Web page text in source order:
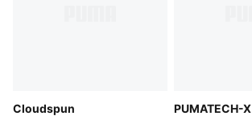
Cloudspun
PUMATECH-X